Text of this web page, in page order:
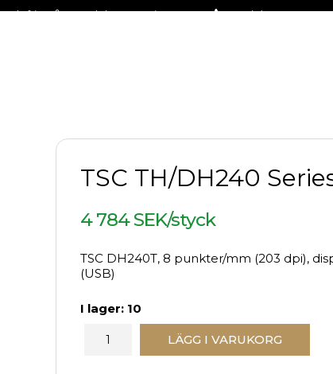
Fraktfritt på stora delar av sortimentet +46 (0)31-27 42 30
TSC TH/DH240
4 784 SEK/styck
TSC DH240T, 8 punkter/mm (203 dpi),
(USB)
I lager: 10
LÄGG I VARUKORG